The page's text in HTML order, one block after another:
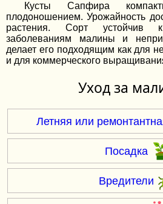
Кусты Сапфира
плодоношением. Урожайность
растения. Сорт устойчив к
заболеваниям малины и
делает его подходящим как для
и для коммерческого
Уход за
Летняя или
Посадка
Вредители